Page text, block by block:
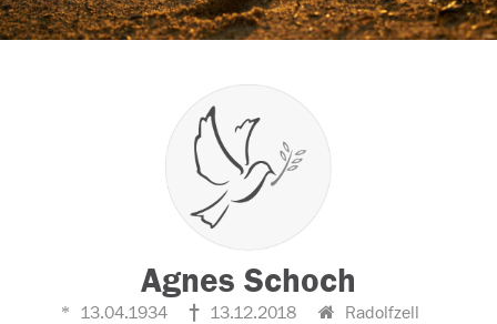
Agnes Schoch
13.04.1934 13.12.2018 Radolfzell